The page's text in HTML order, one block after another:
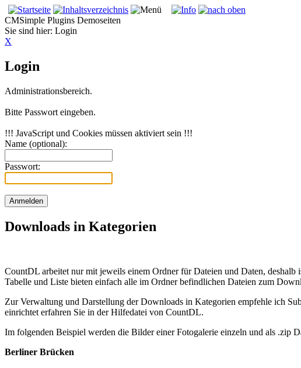
CMSimple Plugins Demoseiten
Sie sind hier: Login
X
Login
Administrationsbereich.
Bitte Passwort eingeben.
!!! JavaScript und Cookies müssen aktiviert sein !!!
Name (optional):
Passwort:
Downloads in Kategorien
CountDL arbeitet nur mit jeweils einem Ordner für Dateien und Daten,
Tabelle und Liste bieten einfach alle im Ordner befindlichen Dateien zum
Zur Verwaltung und Darstellung der Downloads in Kategorien empfehle ich
einrichtet erfahren Sie in der Hilfedatei von CountDL.
Im folgenden Beispiel werden die Bilder einer Fotogalerie einzeln und als .zip
Berliner Brücken